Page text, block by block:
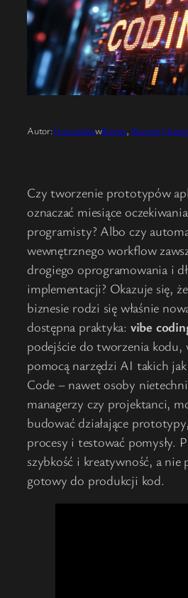
Autor:FranczeskawBiznes, Rozwój
Czy tworzenie prototypów
oznaczać miesiące
programisty? Albo czy
wewnętrznego workflow
drogiego oprogramowania i
implementacji? Okazuje się,
biznesie rodzi się właśnie
dostępna praktyka: vibe
podejście do tworzenia
pomocą narzędzi AI takich
Code – nawet osoby
managerzy czy projektanci,
budować działające
procesy i testować pomysły.
szybkość i kreatywność, a nie
gotowy do produkcji kod.